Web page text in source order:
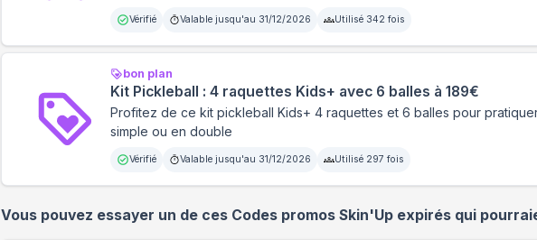
Vérifié Valable jusqu'au 31/12/2026 Utilisé 342 fois
bon plan
Kit Pickleball : 4 raquettes Kids+ avec 6 balles à 189€
Profitez de ce kit pickleball Kids+ 4 raquettes et 6 balles pour
simple ou en double
Vérifié Valable jusqu'au 31/12/2026 Utilisé 297 fois
Vous pouvez essayer un de ces Codes promos Skin'Upexpirés qui